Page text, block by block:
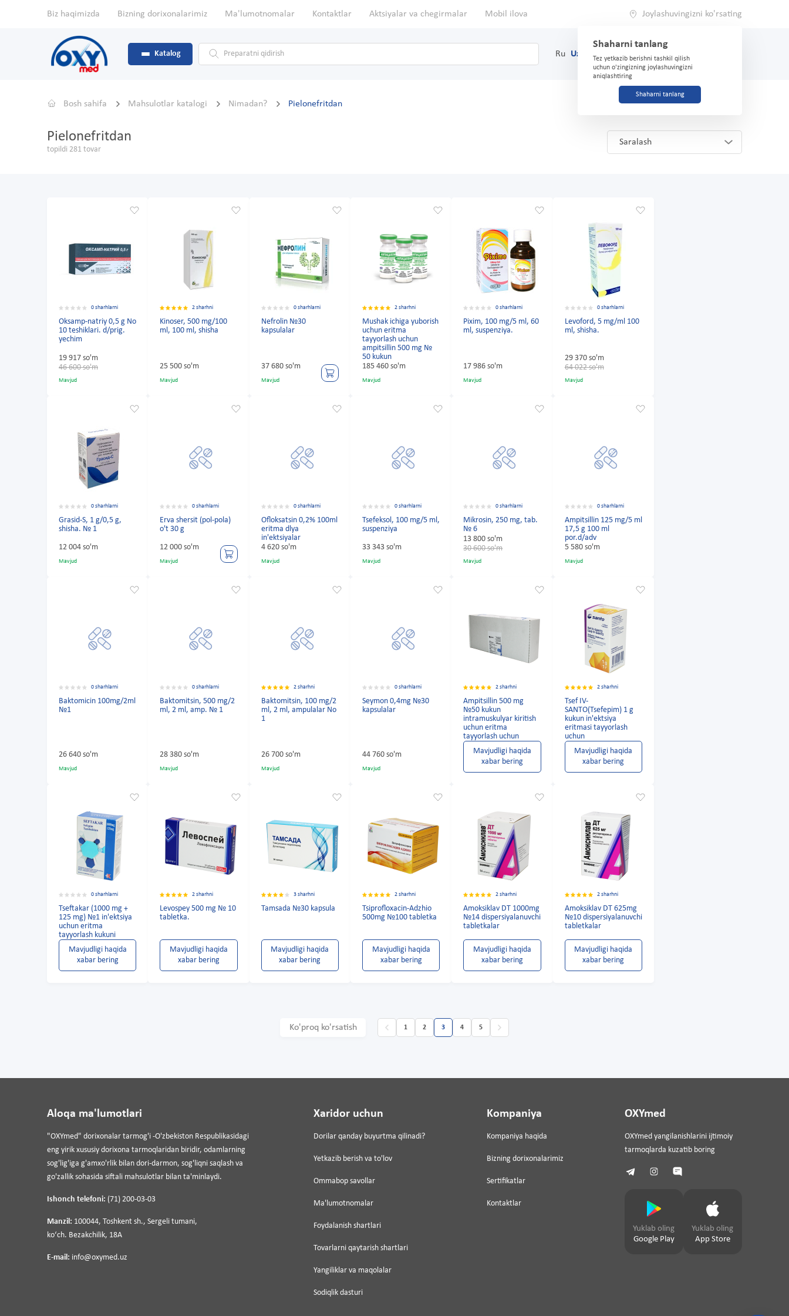
Biz haqimizda Bizning dorixonalarimiz Ma'lumotnomalar Kontaktlar Aktsiyalar va chegirmalar Mobil ilova Joylashuvingizni ko'rsating
Shaharni tanlang
Tez yetkazib berishni tashkil qilish
uchun o'zingizning joylashuvingizni
aniqlashtiring
Shaharni tanlang
Katalog Ru Uz (71) 200-03-03
Bosh sahifa Mahsulotlar katalogi Nimadan? Pielonefritdan
Pielonefritdan
topildi 281 tovar
Saralash
0 sharhlarni
Oksamp-natriy 0,5 g No
10 teshiklari. d/prig.
yechim
19 917 so'm
46 600 so'm
Mavjud
2 sharhni
Kinoser, 500 mg/100
ml, 100 ml, shisha
25 500 so'm
Mavjud
0 sharhlarni
Nefrolin №30
kapsulalar
37 680 so'm
Mavjud
2 sharhni
Mushak ichiga yuborish
uchun eritma
tayyorlash uchun
ampitsillin 500 mg №
50 kukun
185 460 so'm
Mavjud
0 sharhlarni
Pixim, 100 mg/5 ml, 60
ml, suspenziya.
17 986 so'm
Mavjud
0 sharhlarni
Levoford, 5 mg/ml 100
ml, shisha.
29 370 so'm
64 022 so'm
Mavjud
0 sharhlarni
Grasid-S, 1 g/0,5 g,
shisha. № 1
12 004 so'm
Mavjud
0 sharhlarni
Erva shersit (pol-pola)
o't 30 g
12 000 so'm
Mavjud
0 sharhlarni
Ofloksatsin 0,2% 100ml
eritma dlya
in'ektsiyalar
4 620 so'm
Mavjud
0 sharhlarni
Tsefeksol, 100 mg/5 ml,
suspenziya
33 343 so'm
Mavjud
0 sharhlarni
Mikrosin, 250 mg, tab.
№ 6
13 800 so'm
30 600 so'm
Mavjud
0 sharhlarni
Ampitsillin 125 mg/5 ml
17,5 g 100 ml
por.d/adv
5 580 so'm
Mavjud
0 sharhlarni
Baktomicin 100mg/2ml
№1
26 640 so'm
Mavjud
0 sharhlarni
Baktomitsin, 500 mg/2
ml, 2 ml, amp. № 1
28 380 so'm
Mavjud
2 sharhni
Baktomitsin, 100 mg/2
ml, 2 ml, ampulalar No
1
26 700 so'm
Mavjud
0 sharhlarni
Seymon 0,4mg №30
kapsulalar
44 760 so'm
Mavjud
2 sharhni
Ampitsillin 500 mg
№50 kukun
intramuskulyar kiritish
uchun eritma
tayyorlash uchun
Mavjudligi haqida
xabar bering
2 sharhni
Tsef IV-
SANTO(Tsefepim) 1 g
kukun in'ektsiya
eritmasi tayyorlash
uchun
Mavjudligi haqida
xabar bering
0 sharhlarni
Tseftakar (1000 mg +
125 mg) №1 in'ektsiya
uchun eritma
tayyorlash kukuni
Mavjudligi haqida
xabar bering
2 sharhni
Levospey 500 mg № 10
tabletka.
Mavjudligi haqida
xabar bering
3 sharhni
Tamsada №30 kapsula
Mavjudligi haqida
xabar bering
2 sharhni
Tsiprofloxacin-Adzhio
500mg №100 tabletka
Mavjudligi haqida
xabar bering
2 sharhni
Amoksiklav DT 1000mg
№14 dispersiyalanuvchi
tabletkalar
Mavjudligi haqida
xabar bering
2 sharhni
Amoksiklav DT 625mg
№10 dispersiyalanuvchi
tabletkalar
Mavjudligi haqida
xabar bering
Ko'proq ko'rsatish 1 2 3 4 5
Aloqa ma'lumotlari
"OXYmed" dorixonalar tarmog'i -O'zbekiston Respublikasidagi
eng yirik xususiy dorixona tarmoqlaridan biridir, odamlarning
sog'lig'iga g'amxo'rlik bilan dori-darmon, sog'liqni saqlash va
go'zallik sohasida siftali mahsulotlar bilan ta'minlaydi.
Ishonch telefoni: (71) 200-03-03
Manzil: 100044, Toshkent sh., Sergeli tumani,
koʻch. Bezakchilik, 18A
E-mail: info@oxymed.uz
Xaridor uchun
Dorilar qanday buyurtma qilinadi?
Yetkazib berish va to'lov
Ommabop savollar
Ma'lumotnomalar
Foydalanish shartlari
Tovarlarni qaytarish shartlari
Yangiliklar va maqolalar
Sodiqlik dasturi
Kompaniya
Kompaniya haqida
Bizning dorixonalarimiz
Sertifikatlar
Kontaktlar
OXYmed
OXYmed yangilanishlarini ijtimoiy
tarmoqlarda kuzatib boring
Yuklab oling
Google Play
Yuklab oling
App Store